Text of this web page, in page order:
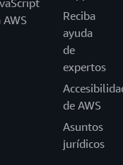
AWS
Reciba
ayuda
de
expertos
de AWS
Asuntos
jurídicos